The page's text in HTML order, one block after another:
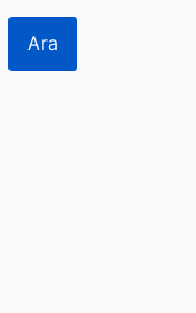
Ara